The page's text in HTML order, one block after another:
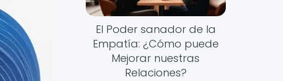
El Poder sanador de la
Empatía: ¿Cómo puede
Mejorar nuestras
Relaciones?